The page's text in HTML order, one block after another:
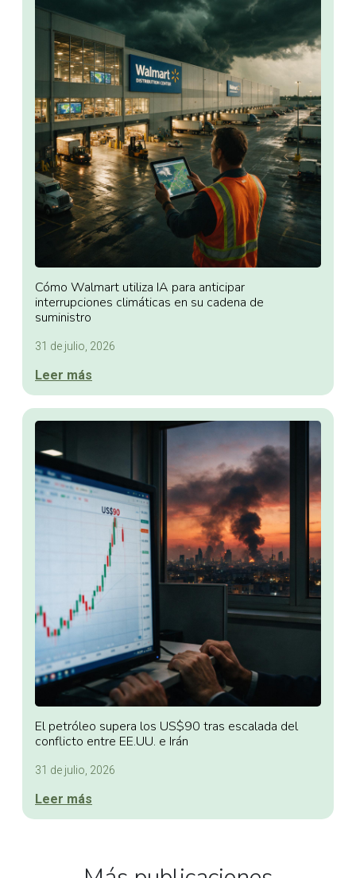
Cómo Walmart utiliza IA para anticipar
interrupciones climáticas en su cadena de
suministro
31 de julio, 2026
Leer más
El petróleo supera los US$90 tras escalada del
conflicto entre EE.UU. e Irán
31 de julio, 2026
Leer más